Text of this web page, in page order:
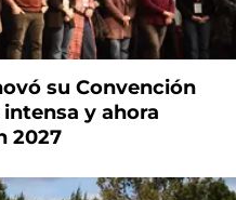
su Convención
y ahora
2027